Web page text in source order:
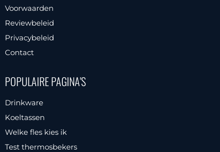
Voorwaarden
Reviewbeleid
Privacybeleid
Contact
POPULAIRE PAGINA'S
Drinkware
Koeltassen
Welke fles kies ik
Test thermosbekers